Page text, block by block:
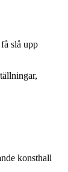
slå upp
konsthall